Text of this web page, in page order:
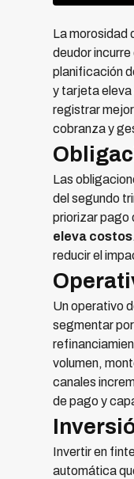
La morosidad
deudor
planificación
y tarjeta eleva
registrar
cobranza y
Las
del segundo
priorizar pago
eleva costos
reducir el
Un operativo
segmentar
volumen,
canales
de pago y
Invertir en
automática